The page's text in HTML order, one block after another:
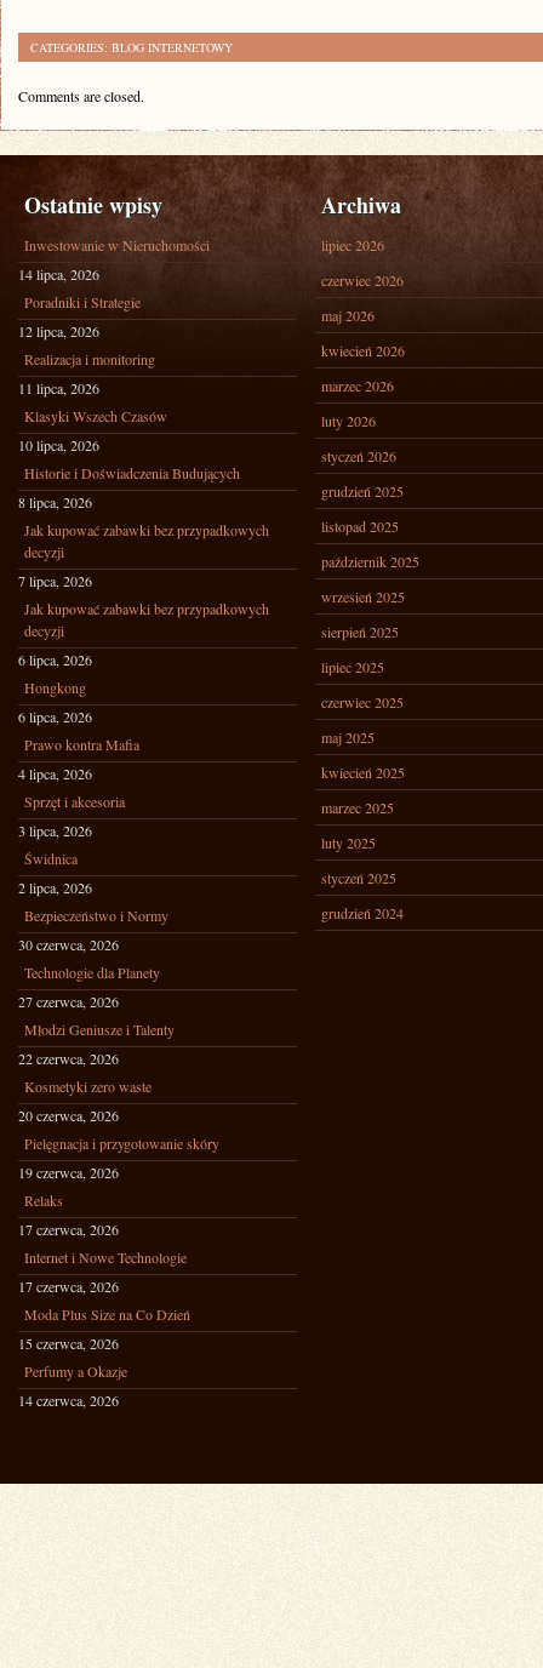
CATEGORIES: BLOG INTERNETOWY
Comments are closed.
Ostatnie wpisy
Inwestowanie w Nieruchomości
14 lipca, 2026
Poradniki i Strategie
12 lipca, 2026
Realizacja i monitoring
11 lipca, 2026
Klasyki Wszech Czasów
10 lipca, 2026
Historie i Doświadczenia Budujących
8 lipca, 2026
Jak kupować zabawki bez przypadkowych
decyzji
7 lipca, 2026
Jak kupować zabawki bez przypadkowych
decyzji
6 lipca, 2026
Hongkong
6 lipca, 2026
Prawo kontra Mafia
4 lipca, 2026
Sprzęt i akcesoria
3 lipca, 2026
Świdnica
2 lipca, 2026
Bezpieczeństwo i Normy
30 czerwca, 2026
Technologie dla Planety
27 czerwca, 2026
Młodzi Geniusze i Talenty
22 czerwca, 2026
Kosmetyki zero waste
20 czerwca, 2026
Pielęgnacja i przygotowanie skóry
19 czerwca, 2026
Relaks
17 czerwca, 2026
Internet i Nowe Technologie
17 czerwca, 2026
Moda Plus Size na Co Dzień
15 czerwca, 2026
Perfumy a Okazje
14 czerwca, 2026
Archiwa
lipiec 2026
czerwiec 2026
maj 2026
kwiecień 2026
marzec 2026
luty 2026
styczeń 2026
grudzień 2025
listopad 2025
październik 2025
wrzesień 2025
sierpień 2025
lipiec 2025
czerwiec 2025
maj 2025
kwiecień 2025
marzec 2025
luty 2025
styczeń 2025
grudzień 2024